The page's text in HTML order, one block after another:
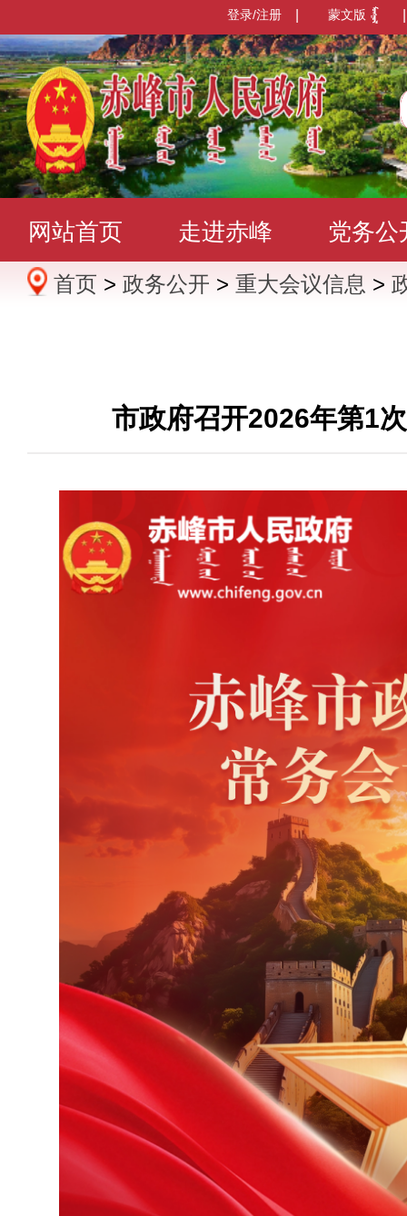
蒙文版
登录/注册
网站首页 走进赤峰 党务公
办事服务 政民互动 数据发
首页 > 政务公开 > 重大会议信息 >
市政府召开2026年第1